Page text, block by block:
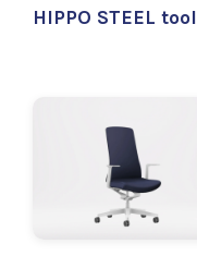
HIPPO STEEL tool